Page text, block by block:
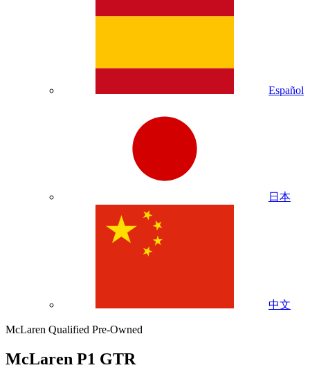
Español
日本
中文
McLaren Qualified Pre-Owned
McLaren P1 GTR